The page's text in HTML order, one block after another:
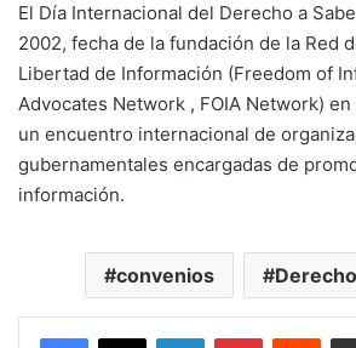
El Día Internacional del Derecho a
2002, fecha de la fundación de la Red
Libertad de Información (Freedom of
Advocates Network , FOIA Network)
un encuentro internacional de
gubernamentales encargadas de
información.
convenios
LinkedInPinterest